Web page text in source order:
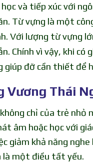
và tiếp xúc với
Từ vựng là một
Với lượng từ vựng
Chính vì vậy, khi có
giúp đỡ cần thiết để
Vương Thái
chỉ của trẻ nhỏ
âm hoặc học với
giảm khả năng nghe
là một điều tất yếu.